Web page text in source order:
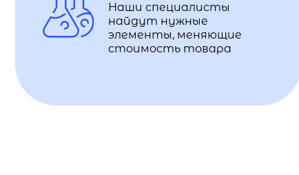
Наши специалисты
найдут нужные
элементы, меняющие
стоимость товара